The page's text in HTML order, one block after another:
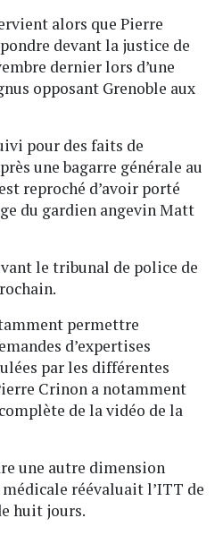
alors que Pierre
devant la justice de
dernier lors d’une
opposant Grenoble aux
pour des faits de
une bagarre générale au
reproché d’avoir porté
du gardien angevin Matt
le tribunal de police de
permettre
d’expertises
par les différentes
Crinon a notamment
de la vidéo de la
une autre dimension
réévaluait l’ITT de
huit jours.